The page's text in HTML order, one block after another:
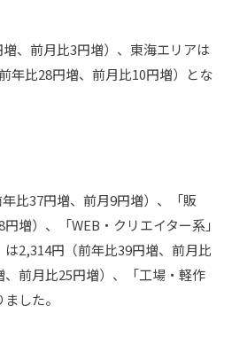
、前月比3円増）、東海エリアは
年比28円増、前月比10円増）とな
比37円増、前月9円増）、「販
増）、「WEB・クリエイター系」
2,314円（前年比39円増、前月比
前月比25円増）、「工場・軽作
した。